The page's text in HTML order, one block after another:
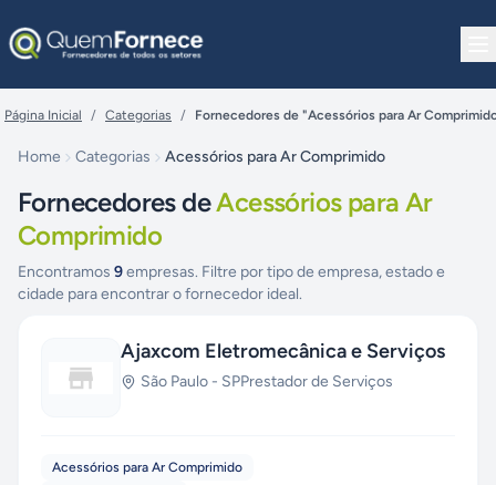
Página Inicial / Categorias / Fornecedores de "Acessórios para Ar
Home Categorias Acessórios para Ar Comprimido
Fornecedores deAcessórios para Ar
Comprimido
Encontramos 9empresas. Filtre por tipo de empresa, estado e
cidade para encontrar o fornecedor ideal.
Ajaxcom Eletromecânica e Serviços
São Paulo - SPPrestador de Serviços
Acessórios para Ar Comprimido